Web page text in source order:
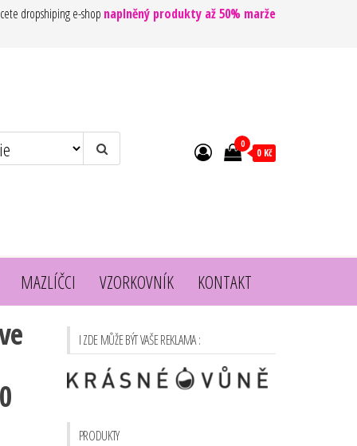
dropshiping e-shop naplněný produkty až 50% marže
0
0 Kč
MAZLÍČCI VZORKOVNÍK KONTAKT
I ZDE MŮŽE BÝT VAŠE REKLAMA :
PRODUKTY